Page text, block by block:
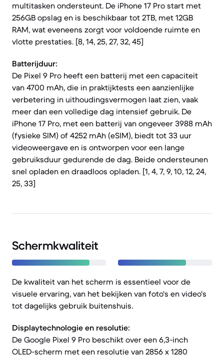
multitasken ondersteunt. De iPhone 17 Pro start met
256GB opslag en is beschikbaar tot 2TB, met 12GB
RAM, wat eveneens zorgt voor voldoende ruimte en
vlotte prestaties. [8, 14, 25, 27, 32, 45]
Batterijduur:
De Pixel 9 Pro heeft een batterij met een capaciteit
van 4700 mAh, die in praktijktests een aanzienlijke
verbetering in uithoudingsvermogen laat zien, vaak
meer dan een volledige dag intensief gebruik. De
iPhone 17 Pro, met een batterij van ongeveer 3988 mAh
(fysieke SIM) of 4252 mAh (eSIM), biedt tot 33 uur
videoweergave en is ontworpen voor een lange
gebruiksduur gedurende de dag. Beide ondersteunen
snel opladen en draadloos opladen. [1, 4, 7, 9, 10, 12, 24,
25, 33]
Schermkwaliteit
De kwaliteit van het scherm is essentieel voor de
visuele ervaring, van het bekijken van foto's en video's
tot dagelijks gebruik buitenshuis.
Displaytechnologie en resolutie:
De Google Pixel 9 Pro beschikt over een 6,3-inch
OLED-scherm met een resolutie van 2856 x 1280